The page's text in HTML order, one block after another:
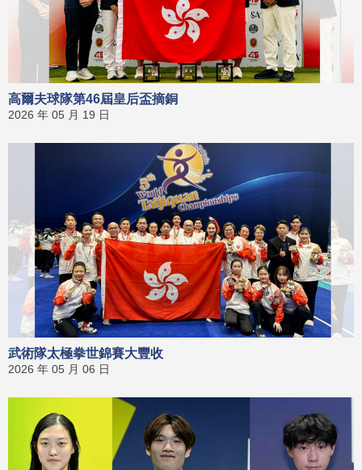
高爾夫球隊第46屆皇后盃摘銅
2026 年 05 月 19 日
武術隊太極拳世錦賽大豐收
2026 年 05 月 06 日